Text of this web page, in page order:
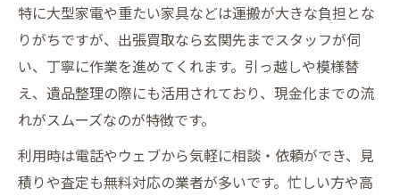
特に大型家電や重たい家具などは運搬が大きな負担とな
りがちですが、出張買取なら玄関先までスタッフが伺
い、丁寧に作業を進めてくれます。引っ越しや模様替
え、遺品整理の際にも活用されており、現金化までの流
れがスムーズなのが特徴です。
利用時は電話やウェブから気軽に相談・依頼ができ、見
積りや査定も無料対応の業者が多いです。忙しい方や高